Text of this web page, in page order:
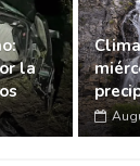
la